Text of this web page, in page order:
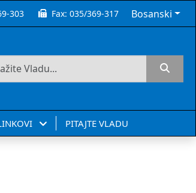
303 Fax:035/369-317 Bosanski
PITAJTE VLADU